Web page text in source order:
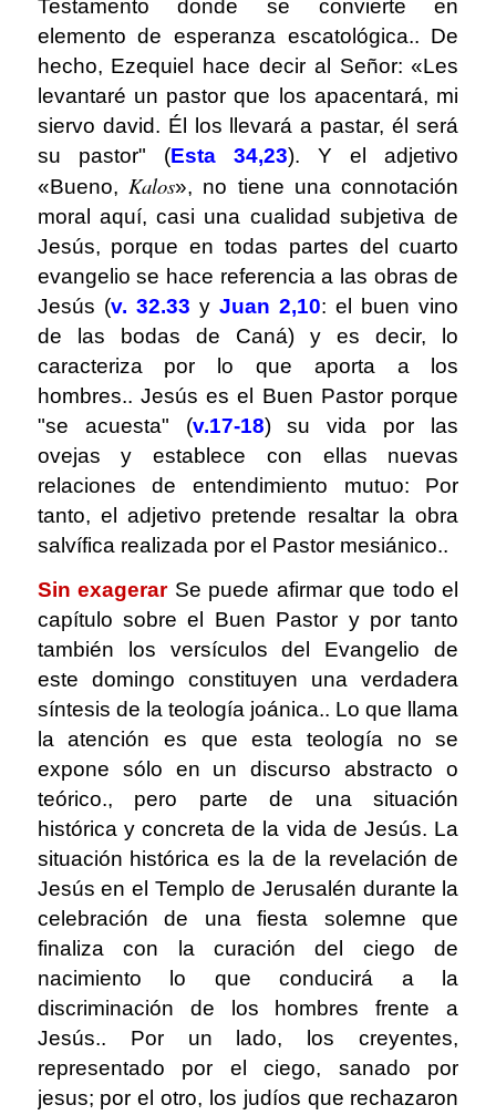
Testamento donde se convierte en
elemento de esperanza escatológica.. De
hecho, Ezequiel hace decir al Señor: «Les
levantaré un pastor que los apacentará, mi
siervo david. Él los llevará a pastar, él será
su pastor" (Esta 34,23). Y el adjetivo
«Bueno, Kalos», no tiene una connotación
moral aquí, casi una cualidad subjetiva de
Jesús, porque en todas partes del cuarto
evangelio se hace referencia a las obras de
Jesús (v. 32.33 yJuan 2,10: el buen vino
de las bodas de Caná) y es decir, lo
caracteriza por lo que aporta a los
hombres.. Jesús es el Buen Pastor porque
"se acuesta" (v.17-18) su vida por las
ovejas y establece con ellas nuevas
relaciones de entendimiento mutuo: Por
tanto, el adjetivo pretende resaltar la obra
salvífica realizada por el Pastor mesiánico..
Sin exagerarSe puede afirmar que todo el
capítulo sobre el Buen Pastor y por tanto
también los versículos del Evangelio de
este domingo constituyen una verdadera
síntesis de la teología joánica.. Lo que llama
la atención es que esta teología no se
expone sólo en un discurso abstracto o
teórico., pero parte de una situación
histórica y concreta de la vida de Jesús. La
situación histórica es la de la revelación de
Jesús en el Templo de Jerusalén durante la
celebración de una fiesta solemne que
finaliza con la curación del ciego de
nacimiento lo que conducirá a la
discriminación de los hombres frente a
Jesús.. Por un lado, los creyentes,
representado por el ciego, sanado por
jesus; por el otro, los judíos que rechazaron